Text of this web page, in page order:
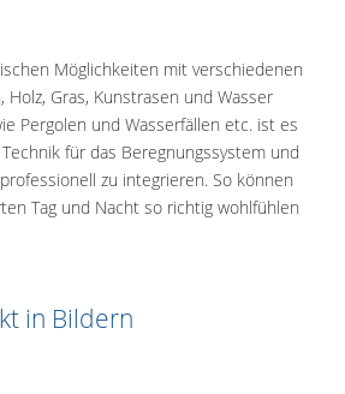
Möglichkeiten mit verschiedenen
Holz, Gras, Kunstrasen und Wasser
Pergolen und Wasserfällen etc. ist es
für das Beregnungssystem und
zu integrieren. So können
Tag und Nacht so richtig wohlfühlen
in Bildern